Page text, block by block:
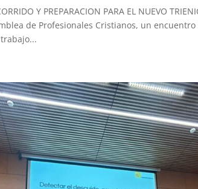
Y PREPARACION PARA EL NUEVO
de Profesionales Cristianos, un